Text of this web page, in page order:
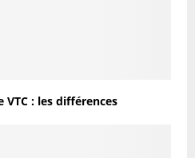
VTC : les différences